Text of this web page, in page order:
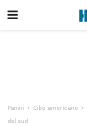
Panini Cibo americano
del sud